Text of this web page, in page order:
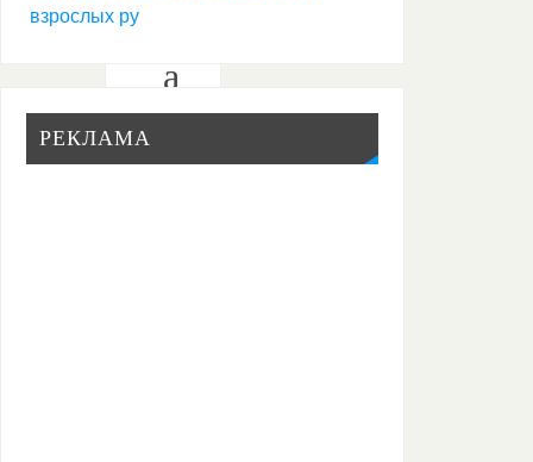
а
р
и
взрослых ру
РЕКЛАМА